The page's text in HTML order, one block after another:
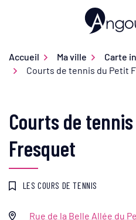
Ville
Accueil Ma ville
Carte
Courts de tennis du Petit
Courts de
Fresquet
LES COURS DE TENNIS
Rue de la Belle Allée du